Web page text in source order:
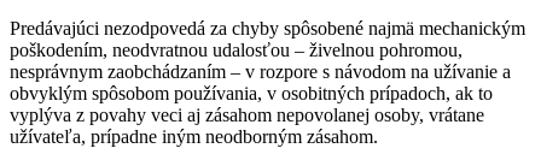
Predávajúci nezodpovedá za chyby spôsobené najmä mechanickým
poškodením, neodvratnou udalosťou – živelnou pohromou,
nesprávnym zaobchádzaním – v rozpore s návodom na užívanie a
obvyklým spôsobom používania, v osobitných prípadoch, ak to
vyplýva z povahy veci aj zásahom nepovolanej osoby, vrátane
užívateľa, prípadne iným neodborným zásahom.